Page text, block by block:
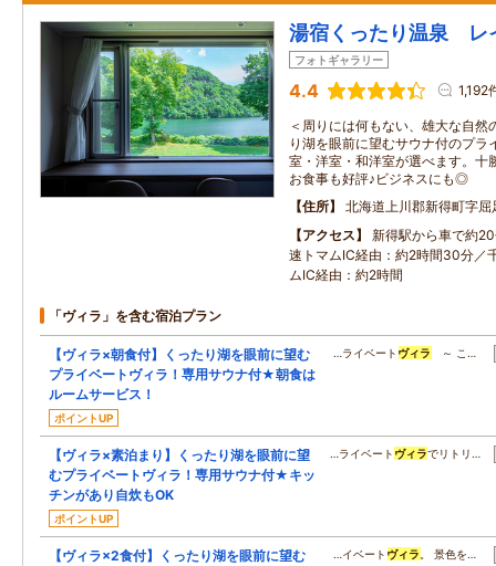
湯宿くったり温泉 レ
フォトギャラリー
4.4 1,192
＜周りには何もない、雄大な自然
り湖を眼前に望むサウナ付のプラ
室・洋室・和洋室が選べます。十
お食事も好評♪ビジネスにも◎
住所
北海道上川郡新得町字屈
アクセス
新得駅から車で約
速トマムIC経由：約2時間30分／
ムIC経由：約2時間
「ヴィラ」を含む宿泊プラン
【ヴィラ×朝食付】くったり湖を眼前に望む
プライベートヴィラ！専用サウナ付★朝食は
ルームサービス！
ポイントUP
…ライベート ヴィラ ～ こ…
【ヴィラ×素泊まり】くったり湖を眼前に望
むプライベートヴィラ！専用サウナ付★キッ
チンがあり自炊もOK
ポイントUP
…ライベート ヴィラでリトリ…
【ヴィラ×2食付】くったり湖を眼前に望む
…イベート ヴィラ 。 景色を…